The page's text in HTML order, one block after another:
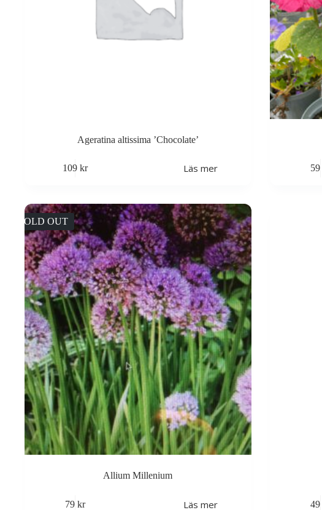
Ageratina altissima ’Chocolate’
109 kr Läs mer 59
SOLD OUT
Allium Millenium
79 kr Läs mer 49